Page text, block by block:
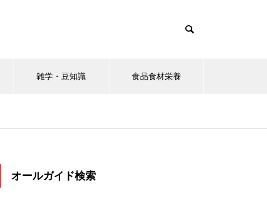
雑学・豆知識 食品食材栄養
オールガイド検索